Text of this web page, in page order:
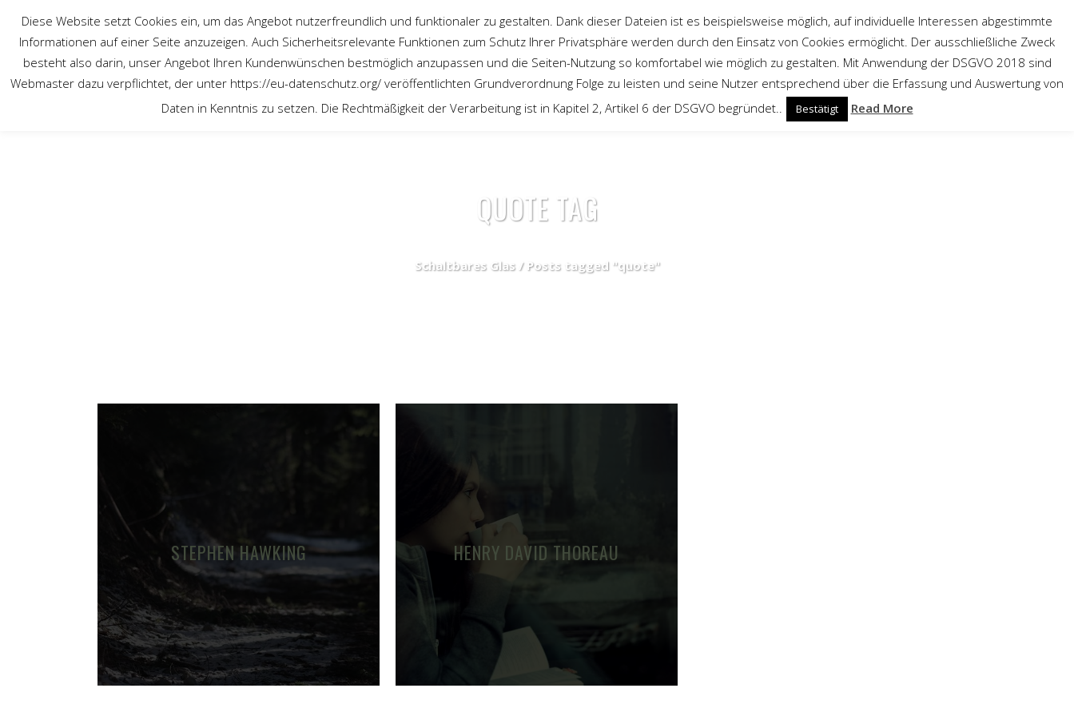
OPAK SMART GLAS PRODUKTE DOWNLOADS ÜBER UNS KONTAKT REFERENZEN
QUOTE TAG
Schaltbares Glas/ Posts tagged "quote"
STEPHEN HAWKING HENRY DAVID THOREAU
Diese Website setzt Cookies ein, um das Angebot nutzerfreundlich und funktionaler zu gestalten. Dank dieser Dateien ist es beispielsweise möglich, auf individuelle Interessen abgestimmte
Informationen auf einer Seite anzuzeigen. Auch Sicherheitsrelevante Funktionen zum Schutz Ihrer Privatsphäre werden durch den Einsatz von Cookies ermöglicht. Der ausschließliche Zweck
besteht also darin, unser Angebot Ihren Kundenwünschen bestmöglich anzupassen und die Seiten-Nutzung so komfortabel wie möglich zu gestalten. Mit Anwendung der DSGVO 2018 sind
Webmaster dazu verpflichtet, der unter https://eu-datenschutz.org/ veröffentlichten Grundverordnung Folge zu leisten und seine Nutzer entsprechend über die Erfassung und Auswertung von
Daten in Kenntnis zu setzen. Die Rechtmäßigkeit der Verarbeitung ist in Kapitel 2, Artikel 6 der DSGVO begründet..
Bestätigt Read More